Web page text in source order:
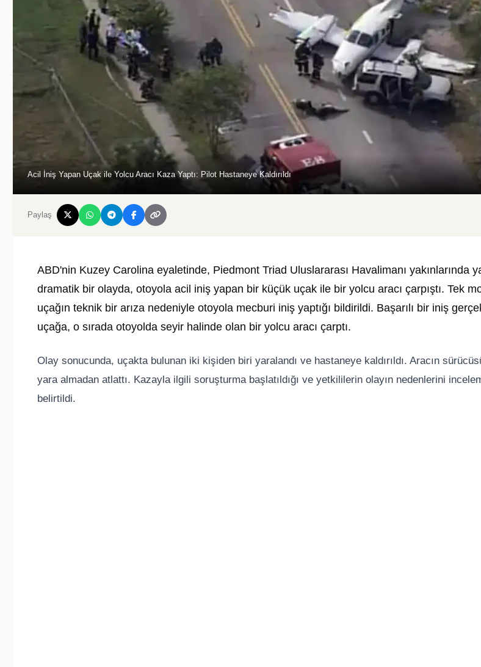
Acil İniş Yapan Uçak ile Yolcu Aracı Kaza Yaptı: Pilot Hastaneye Kaldırıldı
Paylaş
ABD'nin Kuzey Carolina eyaletinde, Piedmont Triad Uluslararası Havalimanı yakınlarında
dramatik bir olayda, otoyola acil iniş yapan bir küçük uçak ile bir yolcu aracı çarpıştı. Tek
uçağın teknik bir arıza nedeniyle otoyola mecburi iniş yaptığı bildirildi. Başarılı bir iniş
uçağa, o sırada otoyolda seyir halinde olan bir yolcu aracı çarptı.
Olay sonucunda, uçakta bulunan iki kişiden biri yaralandı ve hastaneye kaldırıldı. Aracın
yara almadan atlattı. Kazayla ilgili soruşturma başlatıldığı ve yetkililerin olayın nedenlerini
belirtildi.